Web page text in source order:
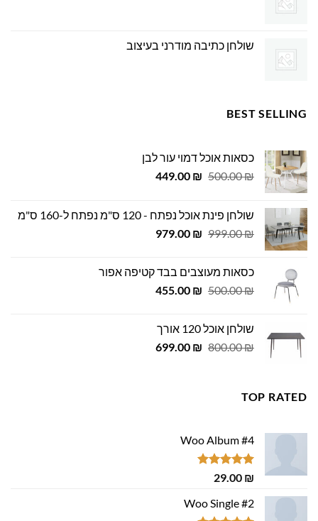
שולחן כתיבה מודרני בעיצוב
BEST SELLING
כסאות אוכל דמוי עור לבן
500.00₪
המחיר
500.00 ₪.
449.00 ₪
המחיר
449.00 ₪.שולחן פינת אוכל נפתח - 120 ס"מ נפתח ל-160 ס"מ
999.00₪
המחיר
999.00 ₪.
979.00 ₪
המחיר
979.00 ₪.
כסאות מעוצבים בבד קטיפה אפור
500.00₪
המחיר
500.00 ₪.
455.00 ₪
המחיר
שולחן אוכל 120 אורך
800.00₪
המחיר
699.00 ₪
המחיר
TOP RATED
Woo Album #4
דורג5.00
29.00 ₪
Woo Single #2